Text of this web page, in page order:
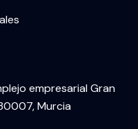
empresarial Gran
Murcia